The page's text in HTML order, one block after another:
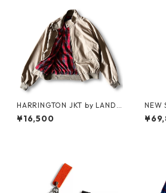
HARRINGTON JKT by LAND
S'END
¥16,500
NEW
P.C.